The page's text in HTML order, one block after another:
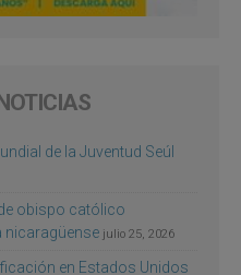
de la Juventud Seúl
obispo católico
nicaragüense julio 25, 2026
en Estados Unidos